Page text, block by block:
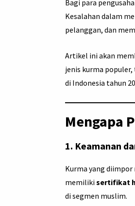
Bagi para
Kesalahan dalam
pelanggan, dan
Artikel ini akan
jenis kurma
di Indonesia tahun
Mengapa
1. Keamanan
Kurma yang
memilikisertifikat
di segmen muslim.